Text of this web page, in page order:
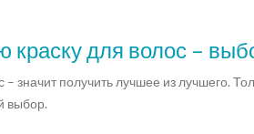
краску для волос –
значит получить лучшее из лучшего.
выбор.